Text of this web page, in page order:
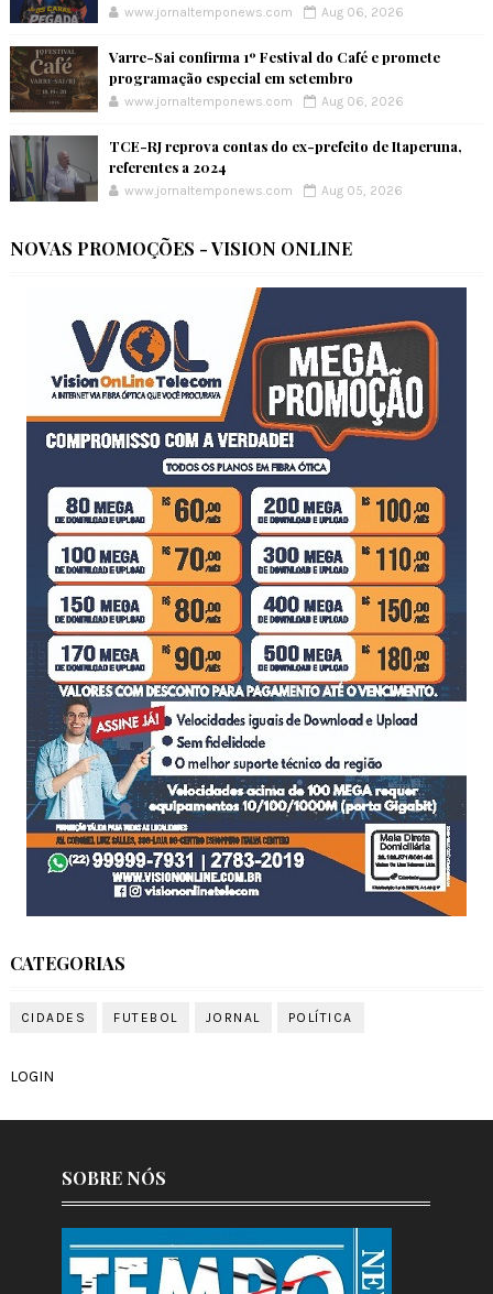
www.jornaltemponews.com Aug 06, 2026
Varre-Sai confirma 1º Festival do Café e promete
programação especial em setembro
www.jornaltemponews.com Aug 06, 2026
TCE-RJ reprova contas do ex-prefeito de Itaperuna,
referentes a 2024
www.jornaltemponews.com Aug 05, 2026
NOVAS PROMOÇÕES - VISION ONLINE
CATEGORIAS
CIDADES FUTEBOL JORNAL POLÍTICA
LOGIN
SOBRE NÓS